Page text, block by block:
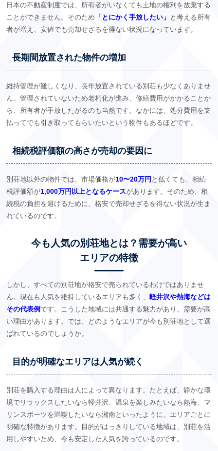
日本の不動産制度では、所有者がいなくても土地の権利を放棄する
ことができません。そのため 「とにかく手放したい」 と考える所有
者が増え、安値でも売却せざるを得ない状況になっています。
長期間放置された物件の増加
維持管理が難しくなり、長年放置されている別荘も少なくありませ
ん。管理されていないため老朽化が進み、修繕費用がかかることか
ら、所有者が手放したがるのも当然です。なかには、処分費用を支
払ってでも引き取ってもらいたいという物件もあるほどです。
相続税評価額の高さが売却の要因に
別荘地以外の物件では、市場価格が10〜20万円 と低くても、相続
税評価額が1,000万円以上となるケースがあります。そのため、相
続税の負担を避けるために、格安で売却せざるを得ない状況が生ま
れているのです。
今も人気の別荘地とは？需要が高い
エリアの特徴
しかし、すべての別荘地が格安で売られているわけではありませ
ん。現在も人気を維持しているエリアも多く、軽井沢や熱海などは
その代表例です。こうした地域には共通する魅力があり、需要が高
い理由があります。では、どのようなエリアが今も別荘地として選
ばれているのでしょうか。
目的が明確なエリアは人気が続く
別荘を購入する理由は人によって異なります。たとえば、静かな環
境でリラックスしたいなら軽井沢、温泉を楽しみたいなら熱海、マ
リンスポーツを満喫したいなら湘南といったように、エリアごとに
明確な特徴があります。目的がはっきりしている地域は、別荘を活
用しやすいため、今も安定した人気を誇っているのです。